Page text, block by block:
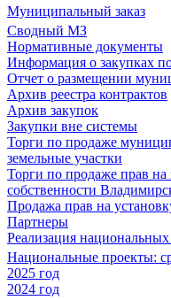
Муниципальный заказ
Сводный МЗ
Нормативные документы
Информация о закупках
Отчет о размещении
Архив реестра контрактов
Архив закупок
Закупки вне системы
Торги по продаже
земельные участки
Торги по продаже прав на
собственности
Продажа прав на
Партнеры
Реализация национальных
Национальные проекты:
2025 год
2024 год